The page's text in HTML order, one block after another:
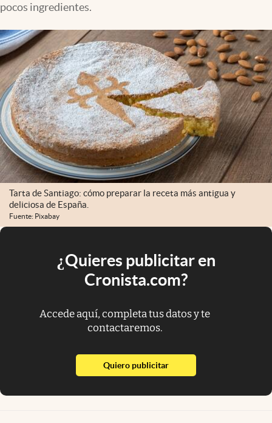
pocos ingredientes.
Tarta de Santiago: cómo preparar la receta más antigua y
deliciosa de España.
Fuente: Pixabay
¿Quieres publicitar en
Cronista.com?
Accede aquí, completa tus datos y te
contactaremos.
Quiero publicitarabre en nueva pestaña